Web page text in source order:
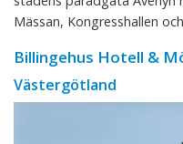
Mässan, Kongresshallen
Billingehus Hotell &
Västergötland